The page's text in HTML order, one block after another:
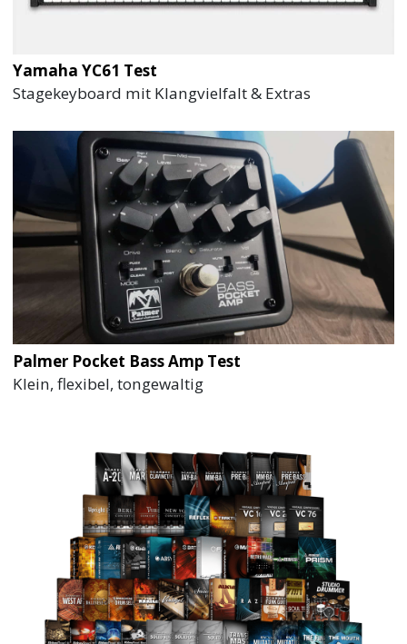
Yamaha YC61 Test
Stagekeyboard mit Klangvielfalt & Extras
Palmer Pocket Bass Amp Test
Klein, flexibel, tongewaltig